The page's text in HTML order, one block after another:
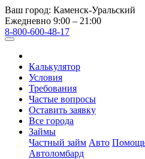
Ваш город: Каменск-Уральский
Ежедневно 9:00 – 21:00
8-800-600-48-17
Калькулятор
Условия
Требования
Частые вопросы
Оставить заявку
Все города
Займы
Частный займ Авто Помощь
Автоломбард